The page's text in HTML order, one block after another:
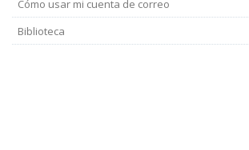
Cómo usar mi cuenta de correo
Biblioteca